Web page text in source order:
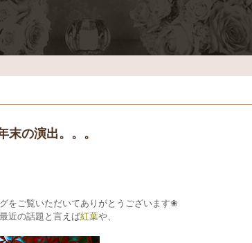
末の演出。。。
をご覧いただいてありがとうございます❀
近の話題と言えば紅葉や、